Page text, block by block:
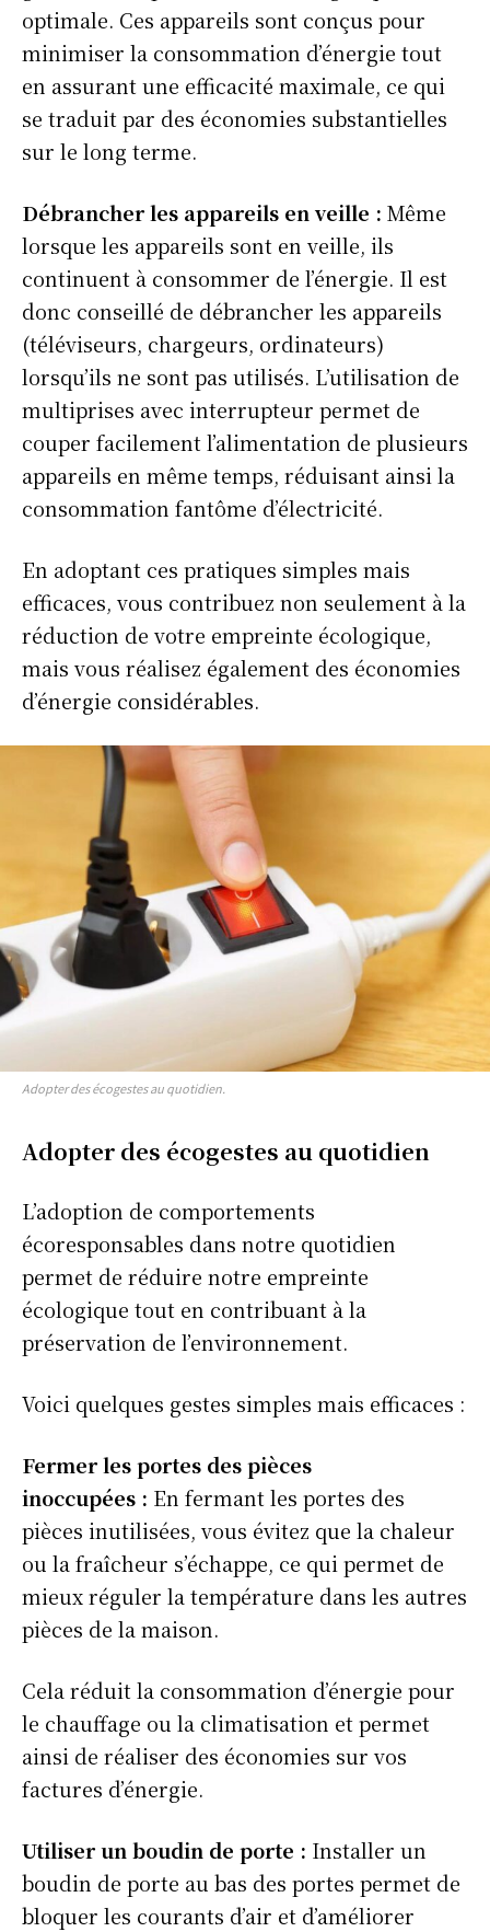
Info Du Net
Mon compte
Plan du site
Afrique
Amériques
Europe
optimale. Ces appareils sont conçus pour
minimiser la consommation d’énergie tout
en assurant une efficacité maximale, ce qui
se traduit par des économies substantielles
sur le long terme.
Débrancher les appareils en veille : Même
lorsque les appareils sont en veille, ils
continuent à consommer de l’énergie. Il est
donc conseillé de débrancher les appareils
(téléviseurs, chargeurs, ordinateurs)
lorsqu’ils ne sont pas utilisés. L’utilisation de
multiprises avec interrupteur permet de
couper facilement l’alimentation de plusieurs
appareils en même temps, réduisant ainsi la
consommation fantôme d’électricité.
En adoptant ces pratiques simples mais
efficaces, vous contribuez non seulement à la
réduction de votre empreinte écologique,
mais vous réalisez également des économies
d’énergie considérables.
Adopter des écogestes au quotidien.
Adopter des écogestes au quotidien
L’adoption de comportements
écoresponsables dans notre quotidien
permet de réduire notre empreinte
écologique tout en contribuant à la
préservation de l’environnement.
Voici quelques gestes simples mais efficaces :
Fermer les portes des pièces
inoccupées : En fermant les portes des
pièces inutilisées, vous évitez que la chaleur
ou la fraîcheur s’échappe, ce qui permet de
mieux réguler la température dans les autres
pièces de la maison.
Cela réduit la consommation d’énergie pour
le chauffage ou la climatisation et permet
ainsi de réaliser des économies sur vos
factures d’énergie.
Utiliser un boudin de porte : Installer un
boudin de porte au bas des portes permet de
bloquer les courants d’air et d’améliorer